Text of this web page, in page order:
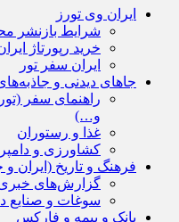
ایران وی تورز
شرایط بازنشر
خرید رپورتاژ
ایران سفر تور
جاهای دیدنی و
راهنمای سفر
و…)
غذا و رستوران
کشاورزی و
فرهنگ و تاریخ (ایران و
گزارش‌های
سوغات و صنایع
بانک و بیمه و فارکس